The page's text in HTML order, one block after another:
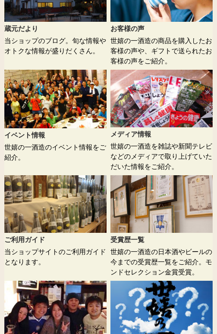
蔵元だより
当ショップのブログ。旬な情報や
オトクな情報が盛りだくさん。
お客様の声
世嬉の一酒造の商品を購入したお
客様の声や、ギフトで送られたお
客様の声をご紹介。
イベント情報
世嬉の一酒造のイベント情報をご
紹介。
メディア情報
世嬉の一酒造を雑誌や新聞テレビ
などのメディアで取り上げていた
だいた情報をご紹介。
ご利用ガイド
当ショップサイトのご利用ガイド
となります。
受賞歴一覧
世嬉の一酒造の日本酒やビールの
今までの受賞歴一覧をご紹介。モ
ンドセレクション金賞受賞。